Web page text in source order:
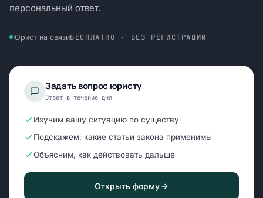
персональный ответ.
Юрист на связиБЕСПЛАТНО · БЕЗ РЕГИСТРАЦИИ
Задать вопрос юристу
Ответ в течение дня
Изучим вашу ситуацию по существу
Подскажем, какие статьи закона применимы
Объясним, как действовать дальше
Открыть форму